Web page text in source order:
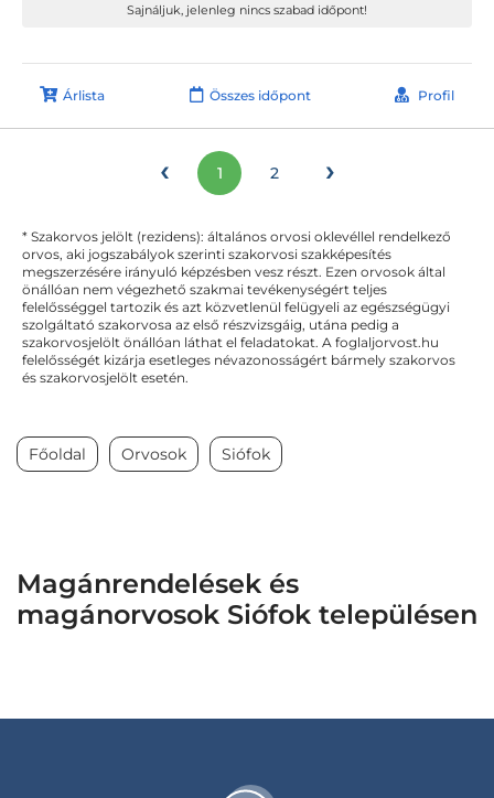
Sajnáljuk, jelenleg nincs szabad időpont!
Árlista Összes időpont Profil
‹ 1 2 ›
* Szakorvos jelölt (rezidens): általános orvosi oklevéllel rendelkező
orvos, aki jogszabályok szerinti szakorvosi szakképesítés
megszerzésére irányuló képzésben vesz részt. Ezen orvosok által
önállóan nem végezhető szakmai tevékenységért teljes
felelősséggel tartozik és azt közvetlenül felügyeli az egészségügyi
szolgáltató szakorvosa az első részvizsgáig, utána pedig a
szakorvosjelölt önállóan láthat el feladatokat. A foglaljorvost.hu
felelősségét kizárja esetleges névazonosságért bármely szakorvos
és szakorvosjelölt esetén.
Főoldal Orvosok Siófok
Magánrendelések és
magánorvosok Siófok településen